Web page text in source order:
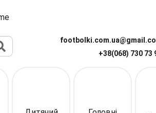
+38(068) 730 73